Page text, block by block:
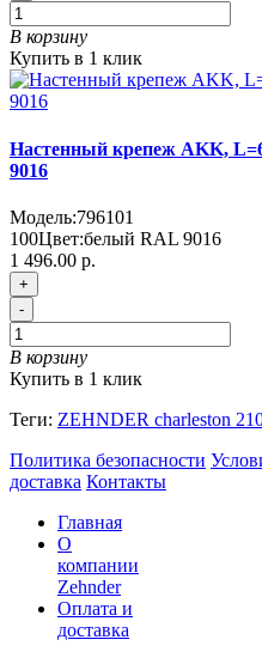
В корзину
Купить в 1 клик
Настенный крепеж AKK,
9016
Модель:796101
100Цвет:белый RAL 9016
1 496.00 р.
+
-
В корзину
Купить в 1 клик
Теги: ZEHNDER charleston
Политика безопасности
доставка Контакты
Главная
О
компании
Zehnder
Оплата и
доставка